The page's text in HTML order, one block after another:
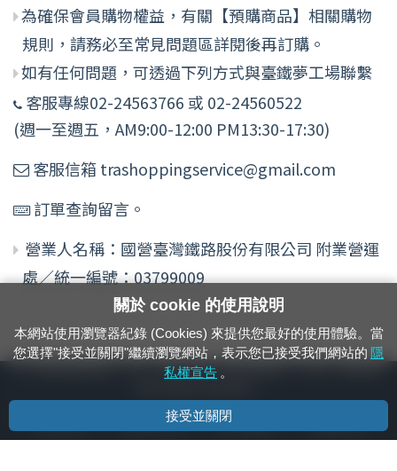
為確保會員購物權益，有關【預購商品】相關購物
規則，請務必至常見問題區詳閱後再訂購。
如有任何問題，可透過下列方式與臺鐵夢工場聯繫
客服專線02-24563766 或 02-24560522
(週一至週五，AM9:00-12:00 PM13:30-17:30)
客服信箱 trashoppingservice@gmail.com
訂單查詢留言。
營業人名稱：國營臺灣鐵路股份有限公司 附業營運
處／統一編號：03799009
24小時緊急通報電話：1933（市話、手機，僅限發現軌道、平交道、橋樑及隧
資通安全政策 著作權聲明
關於 cookie 的使用說明
本網站使用瀏覽器紀錄 (Cookies) 來提供您最好的使用體驗。當
您選擇"接受並關閉"繼續瀏覽網站，表示您已接受我們網站的 隱
私權宣告 。
接受並關閉